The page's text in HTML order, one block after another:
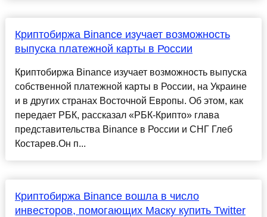
Криптобиржа Binance изучает возможность
выпуска платежной карты в России
Криптобиржа Binance изучает возможность выпуска
собственной платежной карты в России, на Украине
и в других странах Восточной Европы. Об этом, как
передает РБК, рассказал «РБК-Крипто» глава
представительства Binance в России и СНГ Глеб
Костарев.Он п...
Криптобиржа Binance вошла в число
инвесторов, помогающих Маску купить Twitter